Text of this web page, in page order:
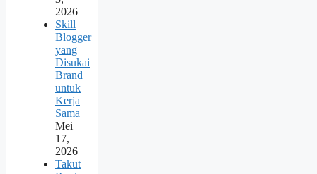
2026
Skill
Blogger
yang
Disukai
Brand
untuk
Kerja
Sama
Mei
17,
2026
Takut